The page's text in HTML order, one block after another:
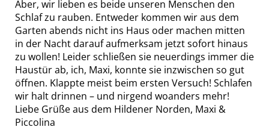
Aber, wir lieben es beide unseren Menschen den
Schlaf zu rauben. Entweder kommen wir aus dem
Garten abends nicht ins Haus oder machen mitten
in der Nacht darauf aufmerksam jetzt sofort hinaus
zu wollen! Leider schließen sie neuerdings immer die
Haustür ab, ich, Maxi, konnte sie inzwischen so gut
öffnen. Klappte meist beim ersten Versuch! Schlafen
wir halt drinnen – und nirgend woanders mehr!
Liebe Grüße aus dem Hildener Norden, Maxi &
Piccolina